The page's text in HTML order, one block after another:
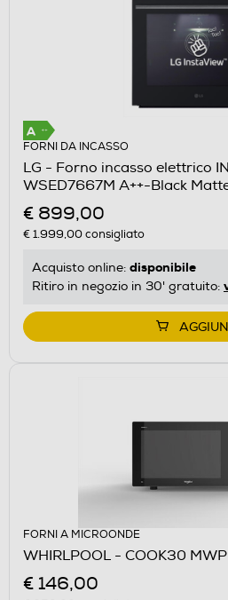
FORNI DA INCASSO
LG - Forno incasso elettrico
WSED7667M A++-Black
€ 899,00
€ 1.999,00consigliato
Acquisto online: disponibile
Ritiro in negozio in 30' gratuito:
FORNI A MICROONDE
WHIRLPOOL - COOK30
€ 146,00